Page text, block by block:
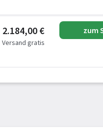
2.184,00 €
Versand gratis
zum